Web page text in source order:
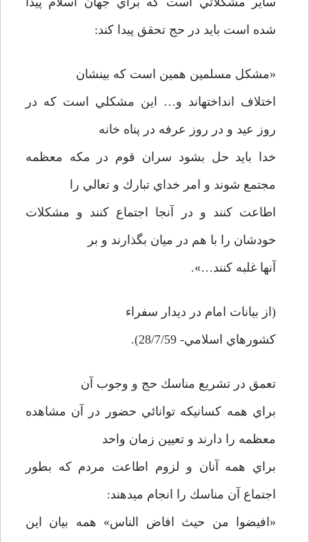
شده است بايد در حج تحقق پيدا كند:
«مشكل مسلمين همين است كه بينشان
اختلاف انداخته­اند و… اين مشكلي است كه در
روز عيد و در روز عرفه در پناه خانه
خدا بايد حل بشود سران قوم در مكه معظمه
مجتمع شوند و امر خداي تبارك و تعالي را
اطاعت كنند و در آنجا اجتماع كنند و مشكلات
خودشان را با هم در ميان بگذارند و بر
آنها غلبه كنند…».
(از بيانات امام در ديدار سفراء
كشورهاي اسلامي- 28/7/59).
تعمق در تشريع مناسك حج و وجوب آن
براي همه كسانيكه توانائي حضور در آن مشاهده
معظمه را دارند و تعيين زمان واحد
براي همه آنان و لزوم اطاعت مردم كه بطور
اجتماع آن مناسك را انجام ميدهند:
«افيضوا من حيث افاض الناس» همه بيان اين